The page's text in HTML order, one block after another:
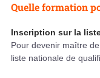
Quelle formation
Inscription sur la
Pour devenir maître
liste nationale de